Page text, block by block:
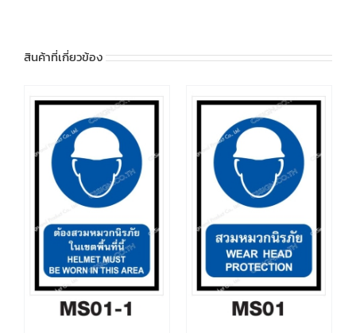
สินค้าที่เกี่ยวข้อง